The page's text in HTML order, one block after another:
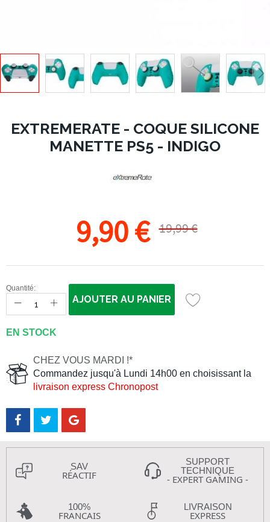
EXTREMERATE - COQUE SILICONE
MANETTE PS5 - INDIGO
9,90 € 19,99 €
Quantité:
AJOUTER AU PANIER
EN STOCK
CHEZ VOUS MARDI !*
Commandez jusqu'à Lundi 14h00 en choisissant la
livraison express Chronopost
SAV
RÉACTIF
SUPPORT
TECHNIQUE
- EXPERT GAMING -
100%
FRANCAIS
LIVRAISON
EXPRESS